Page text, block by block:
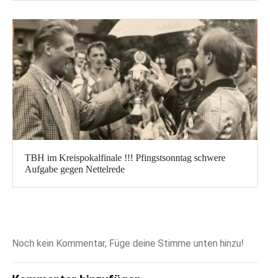
TBH im Kreispokalfinale !!! Pfingstsonntag schwere
Aufgabe gegen Nettelrede
Noch kein Kommentar, Füge deine Stimme unten hinzu!